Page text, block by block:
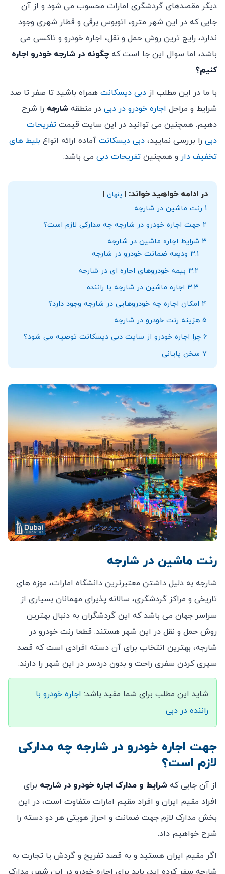
دیگر مقصدهای گردشگری امارات محسوب می شود و از آن
جایی که در این شهر مترو، اتوبوس برقی و قطار شهری وجود
ندارد، رایج ترین روش حمل ‌و نقل، اجاره خودرو و تاکسی می
باشد، اما سوال این جا است کهچگونه در شارجه خودرو اجاره
کنیم؟
با ما در این مطلب از دبی دیسکانت همراه باشید تا صفر تا صد
شرایط و مراحل اجاره خودرو در دبی در منطقه شارجه را شرح
دهیم. همچنین می توانید در این سایت قیمت تفریحات
دبی را بررسی نمایید، دبی دیسکانت آماده ارائه انواع بلیط های
تخفیف دار و همچنین تفریحات دبی می باشد.
در ادامه خواهيد خواند: پنهان
1 رنت ماشین در شارجه
2 جهت اجاره خودرو در شارجه چه مدارکی لازم است؟
3 شرایط اجاره ماشین در شارجه
3.1 ودیعه ضمانت خودرو در شارجه
3.2 بیمه خودروهای اجاره ای در شارجه
3.3 اجاره ماشین در شارجه با راننده
4 امکان اجاره چه خودروهایی در شارجه وجود دارد؟
5 هزینه رنت خودرو در شارجه
6 چرا اجاره خودرو از سایت دبی دیسکانت توصیه می شود؟
7 سخن پایانی
رنت ماشین در شارجه
شارجه به دلیل داشتن معتبرترین دانشگاه امارات، موزه های
تاریخی و مراکز گردشگری، سالانه پذیرای مهمانان بسیاری از
سراسر جهان می باشد که این گردشگران به دنبال بهترین
روش حمل و نقل در این شهر هستند. قطعا رنت خودرو در
شارجه، بهترین انتخاب برای آن دسته افرادی است که قصد
سپری کردن سفری راحت و بدون دردسر در این شهر را دارند.
شاید این مطلب برای شما مفید باشد: اجاره خودرو با
راننده در دبی
جهت اجاره خودرو در شارجه چه مدارکی
لازم است؟
از آن جایی که شرایط و مدارک اجاره خودرو در شارجه برای
افراد مقیم ایران و افراد مقیم امارات متفاوت است، در این
بخش مدارک لازم جهت ضمانت و احراز هویتی هر دو دسته را
شرح خواهیم داد.
اگر مقیم ایران هستید و به قصد تفریح و گردش یا تجارت به